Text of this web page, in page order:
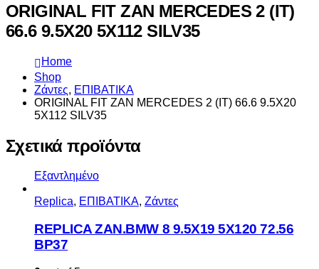
ORIGINAL FIT ZAN MERCEDES 2 (IT)
66.6 9.5X20 5X112 SILV35
Home
Shop
Ζάντες, ΕΠΙΒΑΤΙΚΑ
ORIGINAL FIT ZAN MERCEDES 2 (IT) 66.6 9.5X20
5X112 SILV35
Σχετικά προϊόντα
Εξαντλημένο
Replica, ΕΠΙΒΑΤΙΚΑ, Ζάντες
REPLICA ZAN.BMW 8 9.5X19 5X120 72.56
BP37